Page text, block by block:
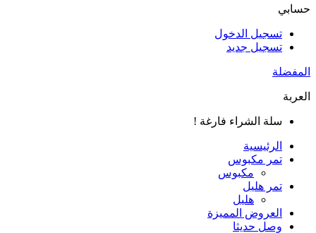
حسابي
تسجيل الدخول
تسجيل جديد
المفضلة
العربة
سلة الشراء فارغة !
الرئيسية
تمر مكبوس
مكبوس
تمر هليل
هليل
العروض المميزة
وصل حديثا